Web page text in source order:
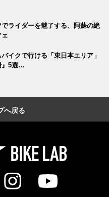
ライダーを魅了する、阿蘇の絶
イクで行ける「東日本エリア」
』5選…
へ戻る